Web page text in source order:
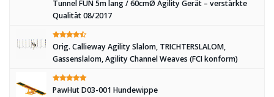
Tunnel FUN 5m lang / 60cmØ Agility Gerät – verstärkte
Qualität 08/2017
Orig. Callieway Agility Slalom, TRICHTERSLALOM,
Gassenslalom, Agility Channel Weaves (FCI konform)
PawHut D03-001 Hundewippe